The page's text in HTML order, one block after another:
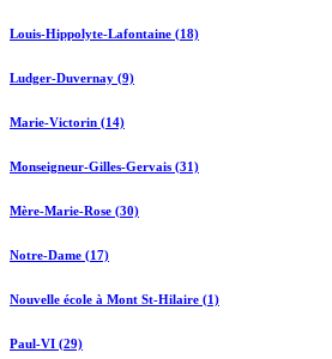
Louis-Hippolyte-Lafontaine (18)
Ludger-Duvernay (9)
Marie-Victorin (14)
Monseigneur-Gilles-Gervais (31)
Mère-Marie-Rose (30)
Notre-Dame (17)
Nouvelle école à Mont St-Hilaire (1)
Paul-VI (29)